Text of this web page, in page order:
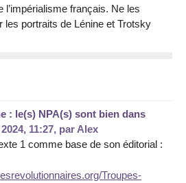
l’impérialisme français. Ne les
les portraits de Lénine et Trotsky
: le(s) NPA(s) sont bien dans
11:27, par Alex
1 comme base de son éditorial :
Troupes-